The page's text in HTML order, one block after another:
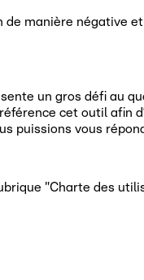
de manière négative
un gros défi au
cet outil afin
puissions vous
"Charte des